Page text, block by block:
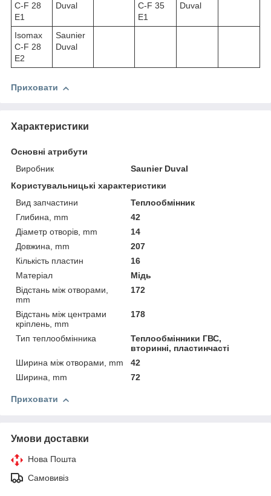
C-F 28
E1
Duval
C-F 35
E1
Duval
Isomax
C-F 28
E2
Saunier
Duval
Приховати
Характеристики
Основні атрибути
Виробник
Saunier Duval
Користувальницькі характеристики
Вид запчастини
Теплообмінник
Глибина, mm
42
Діаметр отворів, mm
14
Довжина, mm
207
Кількість пластин
16
Матеріал
Мідь
Відстань між отворами,
mm
172
Відстань між центрами
кріплень, mm
178
Тип теплообмінника
Теплообмінники ГВС,
вторинні, пластинчасті
Ширина між отворами, mm
42
Ширина, mm
72
Приховати
Умови доставки
Нова Пошта
Самовивіз